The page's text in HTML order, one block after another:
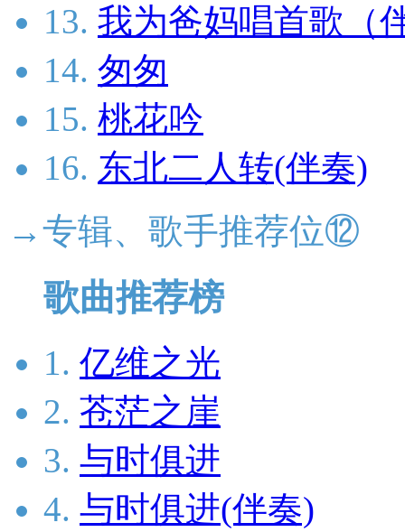
13. 我为爸妈唱首歌（
14. 匆匆
15. 桃花吟
16. 东北二人转(伴奏)
→专辑、歌手推荐位⑫
歌曲推荐榜
1. 亿维之光
2. 苍茫之崖
3. 与时俱进
4. 与时俱进(伴奏)